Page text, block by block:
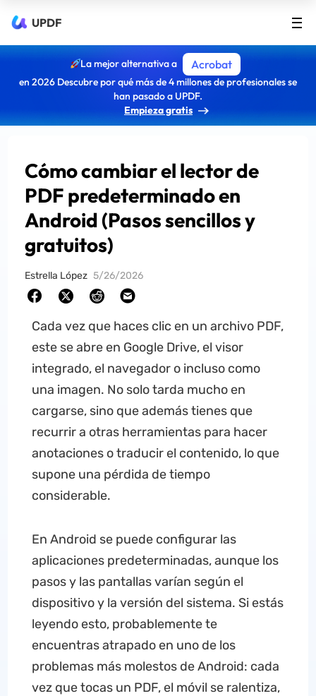
UPDF
La mejor alternativa a Acrobat
en 2026 Descubre por qué más de 4 millones de profesionales se
han pasado a UPDF.
Empieza gratis
Cómo cambiar el lector de
PDF predeterminado en
Android (Pasos sencillos y
gratuitos)
Estrella López 5/26/2026
Cada vez que haces clic en un archivo PDF,
este se abre en Google Drive, el visor
integrado, el navegador o incluso como
una imagen. No solo tarda mucho en
cargarse, sino que además tienes que
recurrir a otras herramientas para hacer
anotaciones o traducir el contenido, lo que
supone una pérdida de tiempo
considerable.
En Android se puede configurar las
aplicaciones predeterminadas, aunque los
pasos y las pantallas varían según el
dispositivo y la versión del sistema. Si estás
leyendo esto, probablemente te
encuentras atrapado en uno de los
problemas más molestos de Android: cada
vez que tocas un PDF, el móvil se ralentiza,